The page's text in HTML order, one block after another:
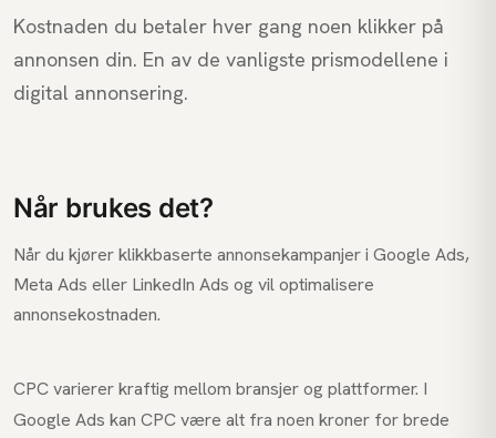
Kostnaden du betaler hver gang noen klikker på
annonsen din. En av de vanligste prismodellene i
digital annonsering.
Når brukes det?
Når du kjører klikkbaserte annonsekampanjer i Google Ads,
Meta Ads eller LinkedIn Ads og vil optimalisere
annonsekostnaden.
CPC varierer kraftig mellom bransjer og plattformer. I
Google Ads kan CPC være alt fra noen kroner for brede